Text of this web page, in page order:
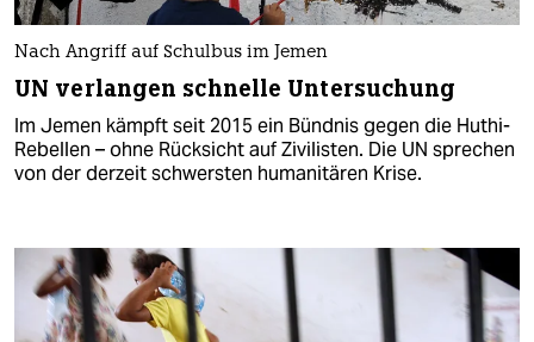
Nach Angriff auf Schulbus im Jemen
UN verlangen schnelle Untersuchung
Im Jemen kämpft seit 2015 ein Bündnis gegen die Huthi-
Rebellen – ohne Rücksicht auf Zivilisten. Die UN sprechen
von der derzeit schwersten humanitären Krise.